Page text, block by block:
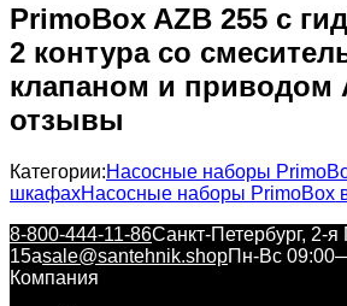
PrimoBox AZB 255 с
2 контура со
клапаном и приводом
отзывы
Категории:Насосные наборы
шкафахНасосные наборы PrimoBox
8-800-444-11-86Санкт-Петербург, 2-
15аsale@santehnik.shopПн-Вс
Компания